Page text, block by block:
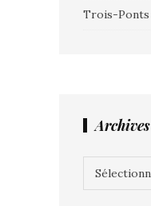
Trois-Ponts
Archives